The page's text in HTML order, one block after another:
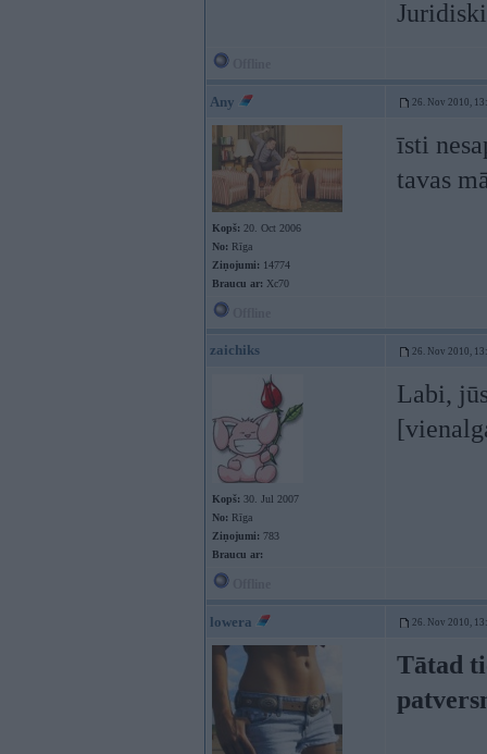
Any 26. Nov 2010,
Kopš: 20. Oct 2006
No: Rīga
Ziņojumi: 14774
Braucu ar: Xc70
īsti
tavas
zaichiks 26. Nov 2010,
Kopš: 30. Jul 2007
No: Rīga
Ziņojumi: 783
Braucu ar:
Labi,
lowera 26. Nov 2010,
Tātad